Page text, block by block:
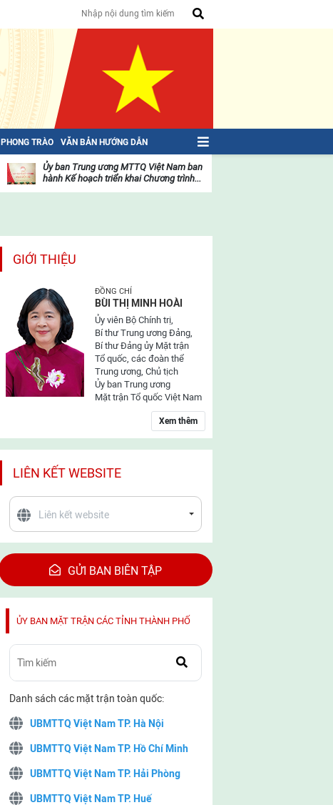
TRÀO VĂN BẢN HƯỚNG DẪN
mặt
trận
Ủy ban Trung ương MTTQ Việt Nam ban
hành Kế hoạch triển khai Chương trình...
GIỚI THIỆU
ĐỒNG CHÍ
BÙI THỊ MINH HOÀI
Ủy viên Bộ Chính trị,
Bí thư Trung ương Đảng,
Bí thư Đảng ủy Mặt trận
Tổ quốc, các đoàn thể
Trung ương, Chủ tịch
Ủy ban Trung ương
Mặt trận Tổ quốc Việt Nam
Xem thêm
LIÊN KẾT WEBSITE
GỬI BAN BIÊN TẬP
ỦY BAN MẶT TRẬN CÁC TỈNH THÀNH PHỐ
Danh sách các mặt trận toàn quốc:
UBMTTQ Việt Nam TP. Hà Nội
UBMTTQ Việt Nam TP. Hồ Chí Minh
UBMTTQ Việt Nam TP. Hải Phòng
UBMTTQ Việt Nam TP. Huế